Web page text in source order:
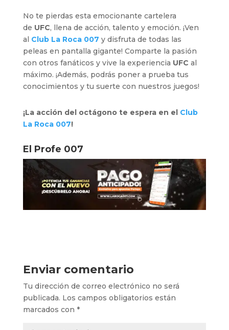
No te pierdas esta emocionante cartelera
de UFC, llena de acción, talento y emoción. ¡Ven
al Club La Roca 007 y disfruta de todas las
peleas en pantalla gigante! Comparte la pasión
con otros fanáticos y vive la experiencia UFC al
máximo. ¡Además, podrás poner a prueba tus
conocimientos y tu suerte con nuestros juegos!
¡La acción del octágono te espera en el Club
La Roca 007!
El Profe 007
Enviar comentario
Tu dirección de correo electrónico no será
publicada. Los campos obligatorios están
marcados con *